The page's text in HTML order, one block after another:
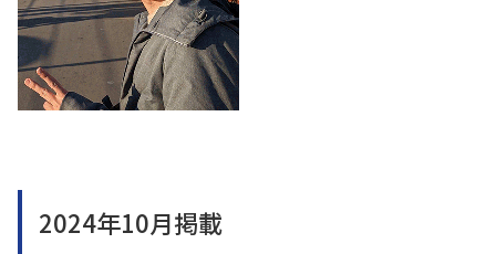
2024年10月掲載